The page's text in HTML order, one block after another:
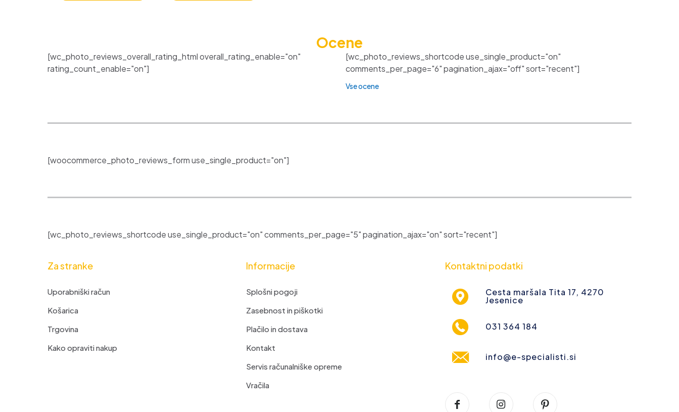
Ocene
[wc_photo_reviews_overall_rating_html overall_rating_enable="on"
rating_count_enable="on"]
[wc_photo_reviews_shortcode use_single_product="on"
comments_per_page="6" pagination_ajax="off" sort="recent"]
Vse ocene
[woocommerce_photo_reviews_form use_single_product="on"]
[wc_photo_reviews_shortcode use_single_product="on" comments_per_page="5" pagination_ajax="on" sort="recent"]
Za stranke
Uporabniški račun
Košarica
Trgovina
Kako opraviti nakup
Informacije
Splošni pogoji
Zasebnost in piškotki
Plačilo in dostava
Kontakt
Servis računalniške opreme
Vračila
Kontaktni podatki
Cesta maršala Tita 17, 4270
Jesenice
031 364 184
info@e-specialisti.si